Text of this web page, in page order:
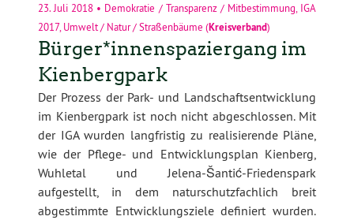
23. Juli 2018 • Demokratie / Transparenz / Mitbestimmung IGA
2017, Umwelt / Natur / Straßenbäume (Kreisverband)
Bürger*innenspaziergang im
Kienbergpark
Der Prozess der Park- und Landschaftsentwicklung
im Kienbergpark ist noch nicht abgeschlossen. Mit
der IGA wurden langfristig zu realisierende Pläne,
wie der Pflege- und Entwicklungsplan Kienberg,
Wuhletal und Jelena-Šantić-Friedenspark
aufgestellt, in dem naturschutzfachlich breit
abgestimmte Entwicklungsziele definiert wurden.